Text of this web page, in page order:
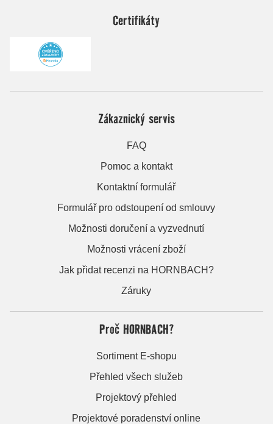
Certifikáty
Zákaznický servis
FAQ
Pomoc a kontakt
Kontaktní formulář
Formulář pro odstoupení od smlouvy
Možnosti doručení a vyzvednutí
Možnosti vrácení zboží
Jak přidat recenzi na HORNBACH?
Záruky
Proč HORNBACH?
Sortiment E-shopu
Přehled všech služeb
Projektový přehled
Projektové poradenství online